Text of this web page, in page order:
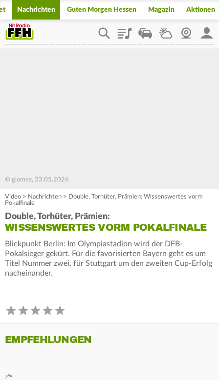
Nachrichten Guten Morgen Hessen Magazin Aktionen
PlaylistStaupilotWetterWebcam
© glomex, 23.05.2026
Video > Nachrichten > Double, Torhüter, Prämien: Wissenswertes vorm
Pokalfinale
Double, Torhüter, Prämien:
WISSENSWERTES VORM POKALFINALE
Blickpunkt Berlin: Im Olympiastadion wird der DFB-
Pokalsieger gekürt. Für die favorisierten Bayern geht es um
Titel Nummer zwei, für Stuttgart um den zweiten Cup-Erfolg
nacheinander.
EMPFEHLUNGEN